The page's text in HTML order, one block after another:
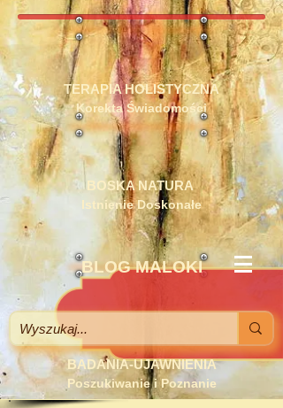
TERAPIA HOLISTYCZNA
Korekta Świadomości
BOSKA NATURA
Istnienie Doskonałe
BLOG MALOKI
BADANIA-UJAWNIENIA
Poszukiwanie i Poznanie